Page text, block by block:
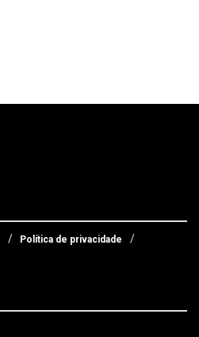
Política de privacidade